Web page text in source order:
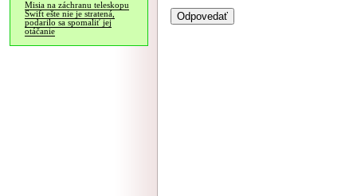
Misia na záchranu teleskopu
Swift ešte nie je stratená,
podarilo sa spomaliť jej
otáčanie